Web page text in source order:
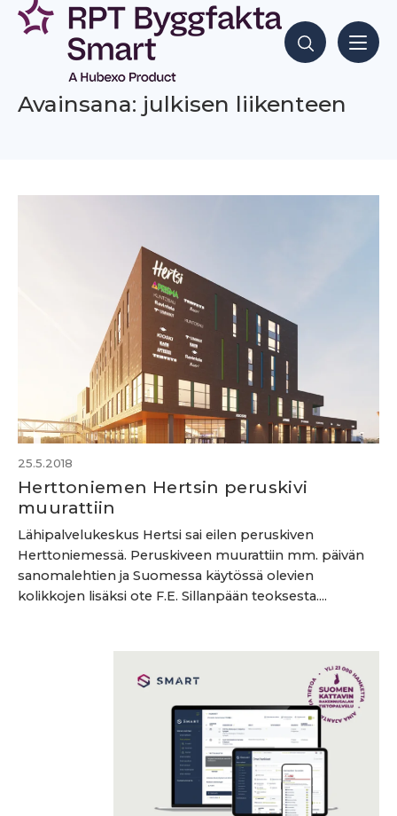
Siirry
sisältöön
Hae sisältöjä
Avainsana: julkisen liikenteen
25.5.2018
Herttoniemen Hertsin peruskivi
muurattiin
Lähipalvelukeskus Hertsi sai eilen peruskiven
Herttoniemessä. Peruskiveen muurattiin mm. päivän
sanomalehtien ja Suomessa käytössä olevien
kolikkojen lisäksi ote F.E. Sillanpään teoksesta....